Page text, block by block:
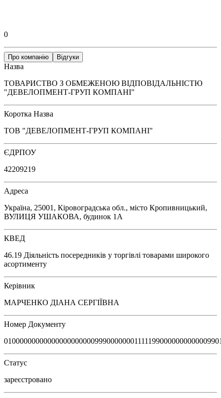
0
Про компанію Відгуки
Назва
ТОВАРИСТВО З ОБМЕЖЕНОЮ ВІДПОВІДАЛЬНІСТЮ
"ДЕВЕЛОПМЕНТ-ГРУП КОМПАНІ"
Коротка Назва
ТОВ "ДЕВЕЛОПМЕНТ-ГРУП КОМПАНІ"
ЄДРПОУ
42209219
Адреса
Україна, 25001, Кіровоградська обл., місто Кропивницький,
ВУЛИЦЯ УШАКОВА, будинок 1А
КВЕД
46.19 Діяльність посередників у торгівлі товарами широкого
асортименту
Керівник
МАРЧЕНКО ДІАНА СЕРГІЇВНА
Номер Документу
Статус
зареєстровано